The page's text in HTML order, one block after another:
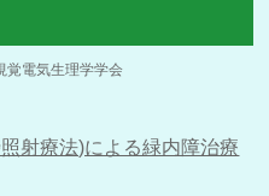
覚電気生理学学会
射療法)による緑内障治療